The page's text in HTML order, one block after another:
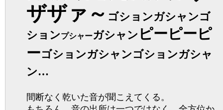
ザザァ～ ゴションガシャンゴ
ションプシャーガシャン ピーピーピ
ーゴションガシャンゴションガシャ
ン…
間断なく乾いた音が聞こえてくる。